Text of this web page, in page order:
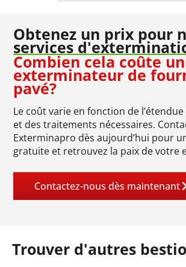
Trouver d'autres
Obtenez un prix pour
services
Combien cela coûte un
exterminateur de
pavé?
Le coût varie en fonction de
et des traitements nécessaires.
Exterminapro dès aujourd’hui pour
gratuite et retrouvez la paix de votre
Contactez-nous dès maintenant